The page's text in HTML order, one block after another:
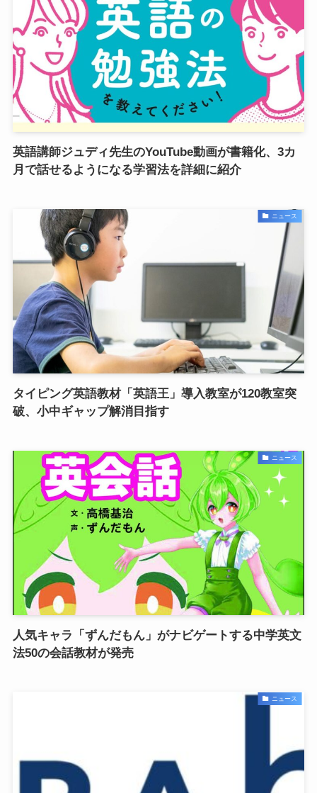
英語講師ジュディ先生のYouTube動画が書籍化、3カ
月で話せるようになる学習法を詳細に紹介
ニュース
タイピング英語教材「英語王」導入教室が120教室突
破、小中ギャップ解消目指す
ニュース
人気キャラ「ずんだもん」がナビゲートする中学英文
法50の会話教材が発売
ニュース